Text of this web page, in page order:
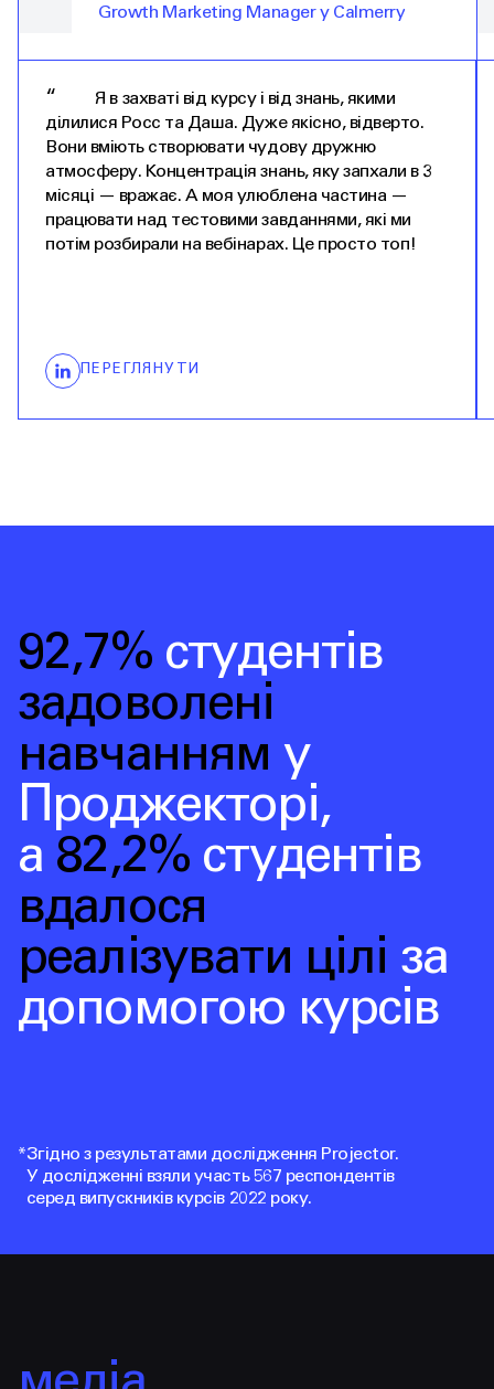
Дмитро Хлань
“
Я в захваті від курсу і від знань, якими
ділилися Росс та Даша. Дуже якісно, відверто.
Вони вміють створювати чудову дружню
атмосферу. Концентрація знань, яку запхали в 3
місяці — вражає. А моя улюблена частина —
працювати над тестовими завданнями, які ми
92,7%студентів
задоволені
навчанням у
Проджекторі,
а82,2% студентів
вдалося
реалізувати цілі за
допомогою курсів
Згідно з результатами дослідження Projector.
У дослідженні взяли участь 567 респондентів